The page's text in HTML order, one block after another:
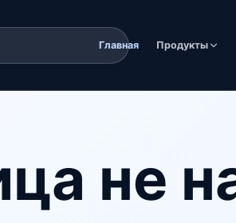
Главная Продукты
не